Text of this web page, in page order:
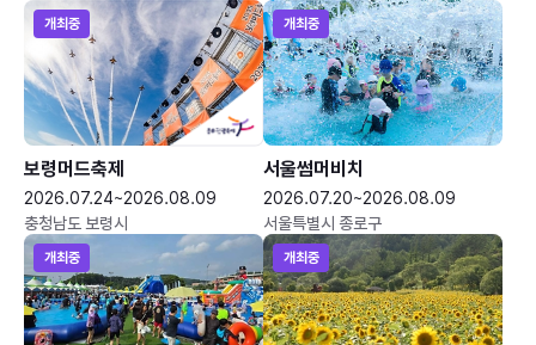
개최중
보령머드축제
2026.07.24~2026.08.09
충청남도 보령시
개최중
서울썸머비치
2026.07.20~2026.08.09
서울특별시 종로구
개최중 개최중